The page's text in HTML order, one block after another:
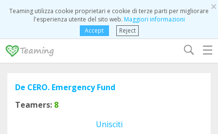
×
Teaming utilizza cookie proprietari e cookie di terze parti per migliorare
l'esperienza utente del sito web. Maggiori informazioni
Accept
Reject
☰
De CERO. Emergency Fund
Teamers: 8
Unisciti